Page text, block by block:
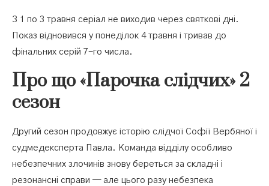
З 1 по 3 травня серіал не виходив через святкові дні.
Показ відновився у понеділок 4 травня і тривав до
фінальних серій 7-го числа.
Про що «Парочка слідчих» 2
сезон
Другий сезон продовжує історію слідчої Софії Вербяної і
судмедексперта Павла. Команда відділу особливо
небезпечних злочинів знову береться за складні і
резонансні справи — але цього разу небезпека